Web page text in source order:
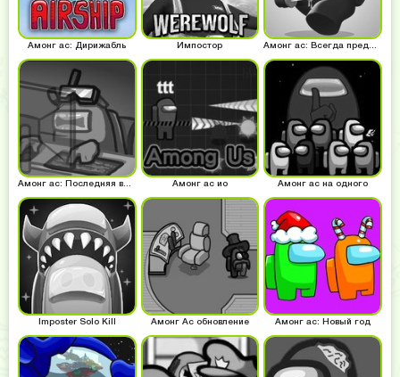
Амонг ас: Дирижабль Импостор Амонг ас: Всегда предатель
Амонг ас: Последняя версия Амонг ас ио Амонг ас на одного
Imposter Solo Kill Амонг Ас обновление Амонг ас: Новый год